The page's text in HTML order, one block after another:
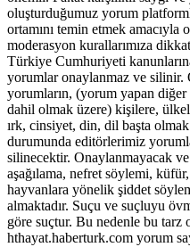
oluşturduğumuz yorum
ortamını temin etmek
moderasyon kurallarımıza
Türkiye Cumhuriyeti
yorumlar onaylanmaz ve silinir.
yorumların, (yorum yapan
dahil olmak üzere) kişilere,
ırk, cinsiyet, din, dil başta olmak
durumunda editörlerimiz
silinecektir. Onaylanmayacak
aşağılama, nefret söylemi,
hayvanlara yönelik şiddet
almaktadır. Suçu ve suçluyu
göre suçtur. Bu nedenle bu tarz
hthayat.haberturk.com yorum